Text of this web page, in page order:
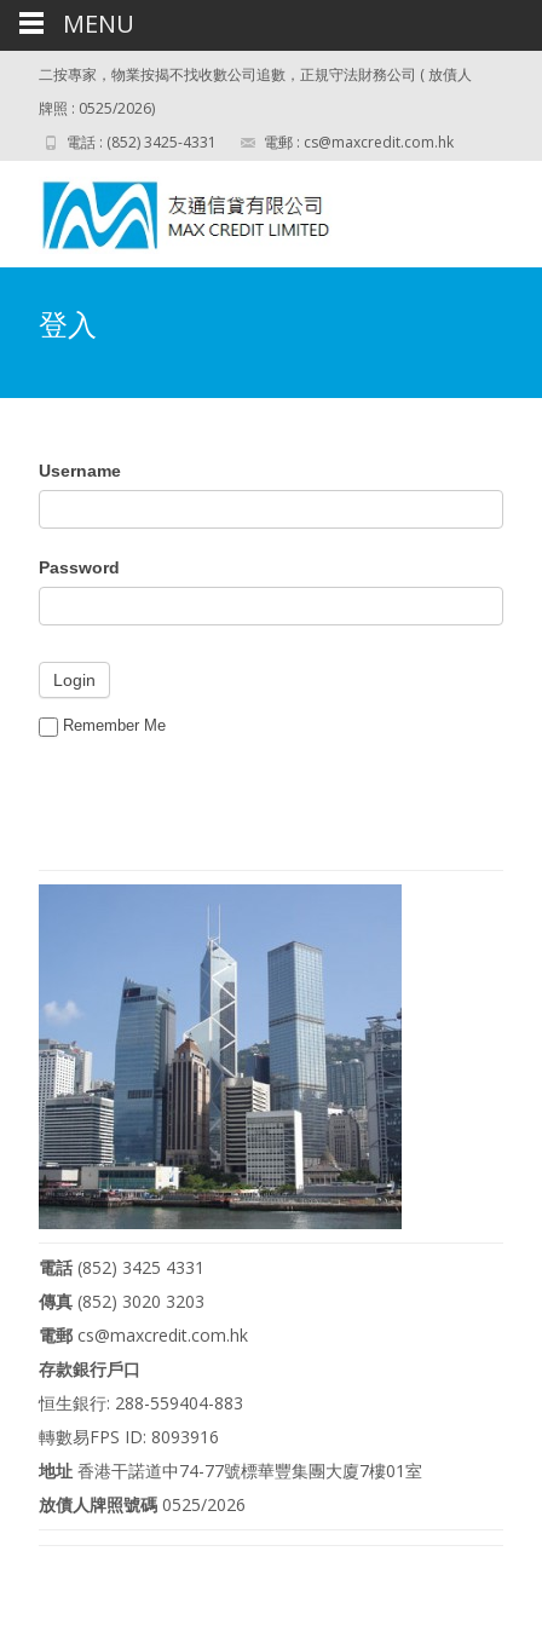
二按專家，物業按揭不找收數公司追數，正規守法財務公司 ( 放債人
牌照 : 0525/2026)
電話 : (852) 3425-4331
電郵 : cs@maxcredit.com.hk
登入
Username
Password
Remember Me
電話 (852) 3425 4331
傳真 (852) 3020 3203
電郵 cs@maxcredit.com.hk
存款銀行戶口
恒生銀行: 288-559404-883
轉數易FPS ID: 8093916
地址 香港干諾道中74-77號標華豐集團大廈7樓01室
放債人牌照號碼 0525/2026
MENU